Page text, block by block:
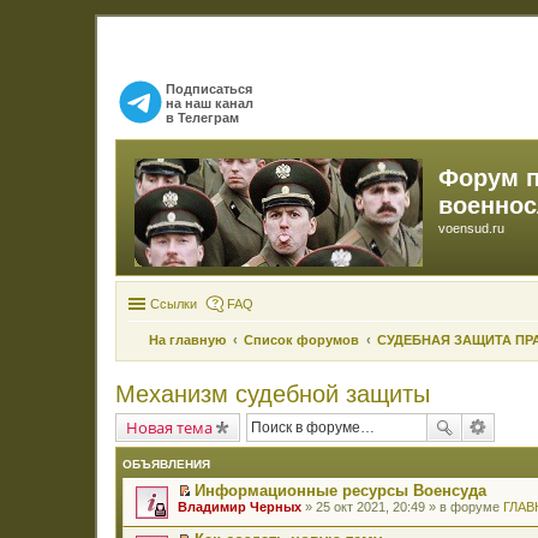
Подписаться
на наш канал
в Телеграм
Форум
voensud.ru
Ссылки FAQ
На главную Список форумов СУДЕБНАЯ ЗАЩИТА
Механизм судебной защиты
Новая тема
ОБЪЯВЛЕНИЯ
П
р
Информационные ресурсы Военсуда
Владимир Черных » 25 окт 2021, 20:49 » в форуме